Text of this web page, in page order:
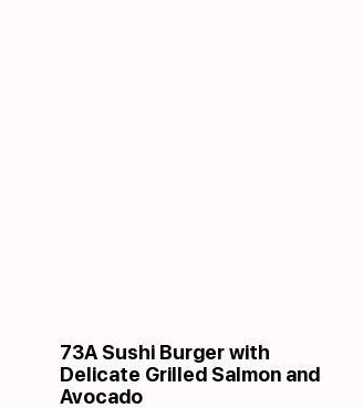
73A Sushi Burger with
Delicate Grilled Salmon and
Avocado